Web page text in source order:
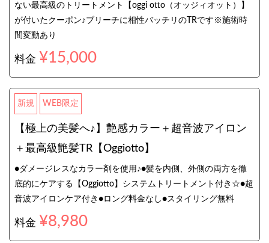
ない最高級のトリートメント【oggi otto（オッジィオット）】
が付いたクーポン♪ブリーチに相性バッチリのTRです※施術時
間変動あり
料金 ¥15,000
新規 WEB限定
【極上の美髪へ♪】艶感カラー＋超音波アイロン
＋最高級艶髪TR【Oggiotto】
●ダメージレスなカラー剤を使用♪●髪を内側、外側の両方を徹
底的にケアする【Oggiotto】システムトリートメント付き☆●超
音波アイロンケア付き●ロング料金なし●スタイリング無料
料金 ¥8,980